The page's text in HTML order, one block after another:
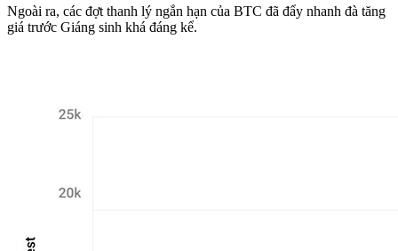
Ngoài ra, các đợt thanh lý ngắn hạn của BTC đã đẩy nhanh đà tăng
giá trước Giáng sinh khá đáng kể.